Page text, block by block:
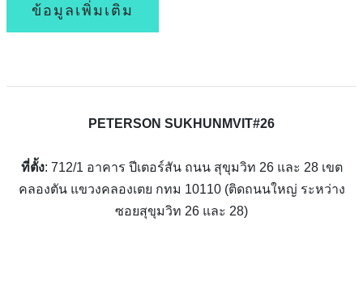
ข้อมูลเพิ่มเติม
PETERSON SUKHUNMVIT#26
ที่ตั้ง: 712/1 อาคาร ปีเตอร์สัน ถนน สุขุมวิท 26 และ 28 เขต
คลองตัน แขวงคลองเตย กทม 10110 (ติดถนนใหญ่ ระหว่าง
ซอยสุขุมวิท 26 และ 28)